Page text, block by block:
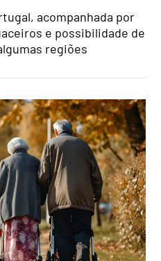
acompanhada por
e possibilidade de
regiões